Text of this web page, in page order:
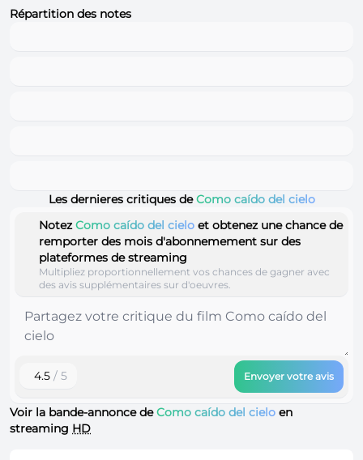
Répartition des notes
Les dernieres critiques deComo caído del cielo
NotezComo caído del cielo et obtenez une chance de
remporter des mois d'abonnemement sur des
plateformes de streaming
Multipliez proportionnellement vos chances de gagner avec
des avis supplémentaires sur d'oeuvres.
4.5 / 5 Envoyer votre avis
Voir la bande-annonce deComo caído del cielo en
streaming HD